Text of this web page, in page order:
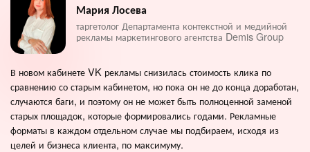
Мария Лосева
таргетолог Департамента контекстной и медийной
рекламы маркетингового агентства Demis Group
В новом кабинете VK рекламы снизилась стоимость клика по
сравнению со старым кабинетом, но пока он не до конца доработан,
случаются баги, и поэтому он не может быть полноценной заменой
старых площадок, которые формировались годами. Рекламные
форматы в каждом отдельном случае мы подбираем, исходя из
целей и бизнеса клиента, по максимуму.